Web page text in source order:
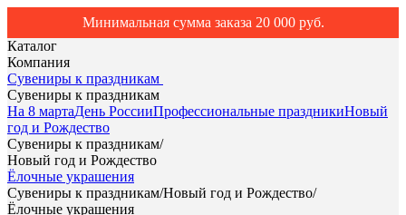
Минимальная сумма заказа 20 000 руб.
Каталог
Компания
Сувениры к праздникам
Сувениры к праздникам
На 8 мартаДень РоссииПрофессиональные праздникиНовый
год и Рождество
Сувениры к праздникам/
Новый год и Рождество
Ёлочные украшения
Сувениры к праздникам/Новый год и Рождество/
Ёлочные украшения